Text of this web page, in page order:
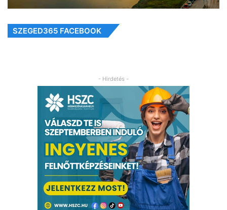
SZEGED365 FACEBOOK
- Hirdetés -